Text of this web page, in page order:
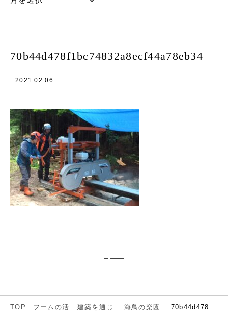
70b44d478f1bc74832a8ecf44a78eb34
2021.02.06